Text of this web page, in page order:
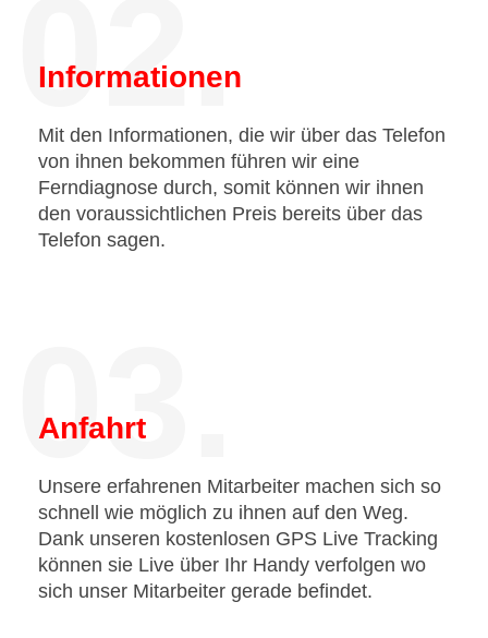
02.
Informationen
Mit den Informationen, die wir über das Telefon
von ihnen bekommen führen wir eine
Ferndiagnose durch, somit können wir ihnen
den voraussichtlichen Preis bereits über das
Telefon sagen.
03.
Anfahrt
Unsere erfahrenen Mitarbeiter machen sich so
schnell wie möglich zu ihnen auf den Weg.
Dank unseren kostenlosen GPS Live Tracking
können sie Live über Ihr Handy verfolgen wo
sich unser Mitarbeiter gerade befindet.